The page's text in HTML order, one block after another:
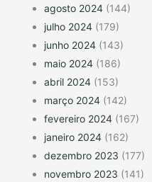
agosto 2024 (144)
julho 2024 (179)
junho 2024 (143)
maio 2024 (186)
abril 2024 (153)
março 2024 (142)
fevereiro 2024 (167)
janeiro 2024 (162)
dezembro 2023 (177)
novembro 2023 (141)